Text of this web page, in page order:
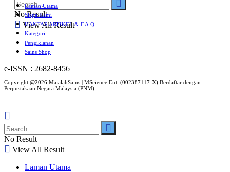
No Result
View All Result
Laman Utama
Siapa Kami
HANTAR ARTIKEL & F.A.Q
Kategori
Pengiklanan
Sains Shop
e-ISSN : 2682-8456
Copyright @2026 MajalahSains | MScience Ent. (002387117-X) Berdaftar dengan
Perpustakaan Negara Malaysia (PNM)
No Result
View All Result
Laman Utama